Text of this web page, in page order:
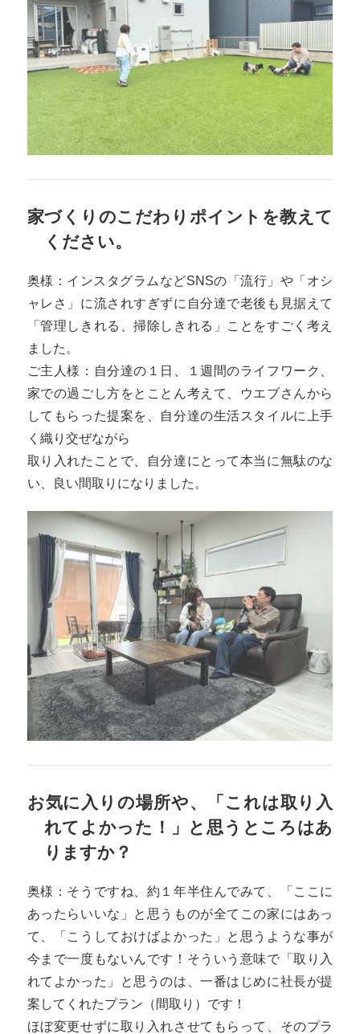
家づくりのこだわりポイントを教えて
ください。
奥様：インスタグラムなどSNSの「流行」や「オシ
ャレさ」に流されすぎずに自分達で老後も見据えて
「管理しきれる、掃除しきれる」ことをすごく考え
ました。
ご主人様：自分達の１日、１週間のライフワーク、
家での過ごし方をとことん考えて、ウエブさんから
してもらった提案を、自分達の生活スタイルに上手
く織り交ぜながら
取り入れたことで、自分達にとって本当に無駄のな
い、良い間取りになりました。
お気に入りの場所や、「これは取り入
れてよかった！」と思うところはあ
りますか？
奥様：そうですね、約１年半住んでみて、「ここに
あったらいいな」と思うものが全てこの家にはあっ
て、「こうしておけばよかった」と思うような事が
今まで一度もないんです！そういう意味で「取り入
れてよかった」と思うのは、一番はじめに社長が提
案してくれたプラン（間取り）です！
ほぼ変更せずに取り入れさせてもらって、そのプラ